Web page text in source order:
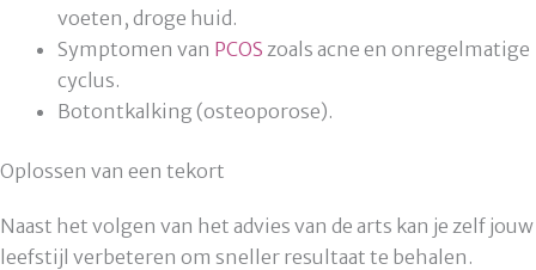
voeten, droge huid.
Symptomen van PCOS zoals acne en onregelmatige
cyclus.
Botontkalking (osteoporose).
Oplossen van een tekort
Naast het volgen van het advies van de arts kan je zelf jouw
leefstijl verbeteren om sneller resultaat te behalen.